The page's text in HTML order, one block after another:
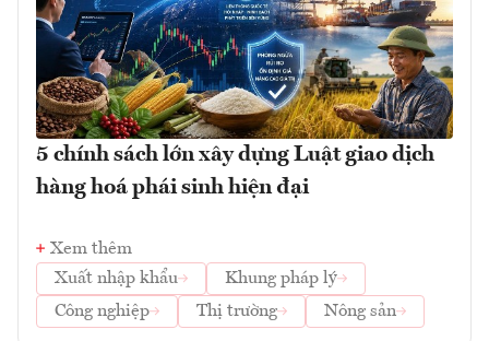
5 chính sách lớn xây dựng Luật giao dịch
hàng hoá phái sinh hiện đại
Xem thêm
Xuất nhập khẩu
Khung pháp lý
Công nghiệp
Thị trường Nông sản